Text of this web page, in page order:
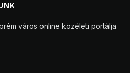
város online közéleti portálja